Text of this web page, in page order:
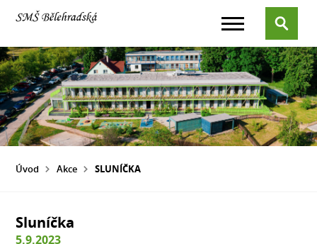
Úvod Akce SLUNÍČKA
Sluníčka
5.9.2023